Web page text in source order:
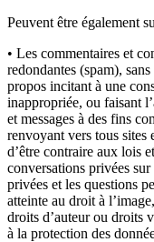
Peuvent être également
• Les commentaires et
redondantes (spam),
propos incitant à une
inappropriée, ou faisant
et messages à des fins
renvoyant vers tous sites
d’être contraire aux lois
conversations privées
privées et les questions
atteinte au droit à
droits d’auteur ou droits
à la protection des